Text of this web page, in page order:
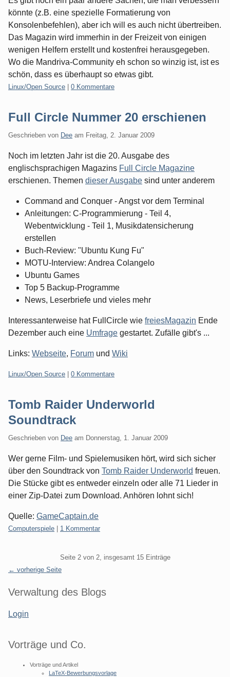
könnte (z.B. eine spezielle Formatierung von
Konsolenbefehlen), aber ich will es auch nicht übertreiben.
Das Magazin wird immerhin in der Freizeit von einigen
wenigen Helfern erstellt und kostenfrei herausgegeben.
Wo die Mandriva-Community eh schon so winzig ist, ist es
schön, dass es überhaupt so etwas gibt.
Kategorien:
Linux/Open Source 0 Kommentare
Full Circle Nummer 20 erschienen
Geschrieben von Dee am Freitag, 2. Januar 2009
Noch im letzten Jahr ist die 20. Ausgabe des
englischsprachigen Magazins Full Circle Magazine
erschienen. Themen dieser Ausgabe sind unter anderem
Command and Conquer - Angst vor dem Terminal
Anleitungen: C-Programmierung - Teil 4,
Webentwicklung - Teil 1, Musikdatensicherung
erstellen
Buch-Review: "Ubuntu Kung Fu"
MOTU-Interview: Andrea Colangelo
Ubuntu Games
Top 5 Backup-Programme
News, Leserbriefe und vieles mehr
Interessanterweise hat FullCircle wie freiesMagazin Ende
Dezember auch eine Umfrage gestartet. Zufälle gibt's ...
Links: Webseite, Forum und Wiki
Kategorien:
Linux/Open Source 0 Kommentare
Tomb Raider Underworld
Soundtrack
Geschrieben von Dee am Donnerstag, 1. Januar 2009
Wer gerne Film- und Spielemusiken hört, wird sich sicher
über den Soundtrack von Tomb Raider Underworld freuen.
Die Stücke gibt es entweder einzeln oder alle 71 Lieder in
einer Zip-Datei zum Download. Anhören lohnt sich!
Quelle: GameCaptain.de
Kategorien:
Computerspiele 1 Kommentar
Seite 2 von 2, insgesamt 15 Einträge
← vorherige Seite
Seitenleiste
Verwaltung des Blogs
Login
Vorträge und Co.
Vorträge und Artikel
LaTeX-Bewerbungsvorlage